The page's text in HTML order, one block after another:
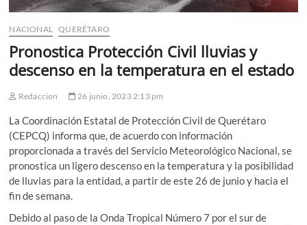
NACIONAL QUERÉTARO
Pronostica Protección Civil lluvias y
descenso en la temperatura en el estado
Redaccion 26 junio, 2023 2:13 pm
La Coordinación Estatal de Protección Civil de Querétaro
(CEPCQ) informa que, de acuerdo con información
proporcionada a través del Servicio Meteorológico Nacional, se
pronostica un ligero descenso en la temperatura y la posibilidad
de lluvias para la entidad, a partir de este 26 de junio y hacia el
fin de semana.
Debido al paso de la Onda Tropical Número 7 por el sur de